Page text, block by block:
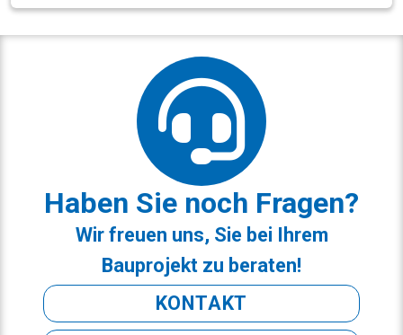
Haben Sie noch Fragen?
Wir freuen uns, Sie bei Ihrem
Bauprojekt zu beraten!
KONTAKT